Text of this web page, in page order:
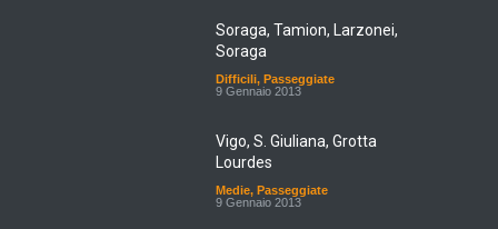
Soraga, Tamion, Larzonei,
Soraga
Difficili, Passeggiate
9 Gennaio 2013
Vigo, S. Giuliana, Grotta
Lourdes
Medie, Passeggiate
9 Gennaio 2013